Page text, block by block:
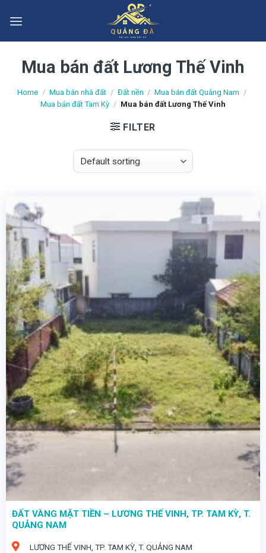
Mua bán đất Lương Thế Vinh
Home / Mua bán nhà đất / Đất nền / Mua bán đất Quảng Nam /
Mua bán đất Tam Kỳ / Mua bán đất Lương Thế Vinh
FILTER
ĐẤT VÀNG MẶT TIỀN – LƯƠNG THẾ VINH, TP. TAM KỲ, T.
QUẢNG NAM
LƯƠNG THẾ VINH, TP. TAM KỲ, T. QUẢNG NAM